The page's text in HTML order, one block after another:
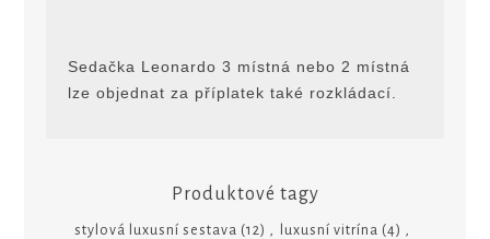
Sedačka Leonardo 3 místná nebo 2 místná
lze objednat za příplatek také rozkládací.
Produktové tagy
stylová luxusní sestava (12) luxusní vitrína (4)